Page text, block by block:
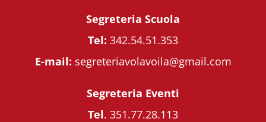
Segreteria Scuola
Tel: 342.54.51.353
E-mail: segreteriavolavoila@gmail.com
Segreteria Eventi
Tel. 351.77.28.113